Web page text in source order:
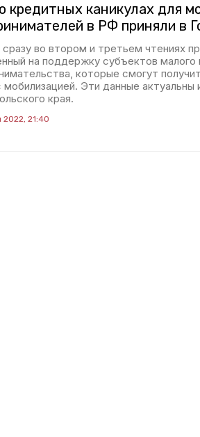
кредитных каникулах для
в РФ приняли в
во втором и третьем чтениях
на поддержку субъектов малого
которые смогут
мобилизацией. Эти данные актуальны
края.
2022, 21:40